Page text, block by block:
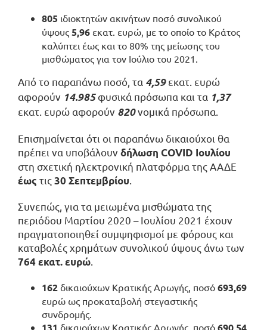
805 ιδιοκτητών ακινήτων ποσό συνολικού
ύψους 5,96 εκατ. ευρώ, με το οποίο το Κράτος
καλύπτει έως και το 80% της μείωσης του
μισθώματος για τον Ιούλιο του 2021.
Από το παραπάνω ποσό, τα 4,59εκατ. ευρώ
αφορούν 14.985φυσικά πρόσωπα και τα 1,37
εκατ. ευρώ αφορούν 820νομικά πρόσωπα.
Επισημαίνεται ότι οι παραπάνω δικαιούχοι θα
πρέπει να υποβάλουν δήλωση COVID Ιουλίου
στη σχετική ηλεκτρονική πλατφόρμα της ΑΑΔΕ
έως τις30 Σεπτεμβρίου.
Συνεπώς, για τα μειωμένα μισθώματα της
περιόδου Μαρτίου 2020 – Ιουλίου 2021 έχουν
πραγματοποιηθεί συμψηφισμοί με φόρους και
καταβολές χρημάτων συνολικού ύψους άνω των
764 εκατ. ευρώ.
162 δικαιούχων Κρατικής Αρωγής, ποσό 693,69
ευρώ ως προκαταβολή στεγαστικής
συνδρομής.
δικαιούχων Κρατικής Αρωγής, ποσό